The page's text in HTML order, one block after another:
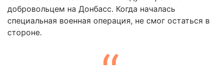
добровольцем на Донбасс. Когда началась
специальная военная операция, не смог остаться в
стороне.